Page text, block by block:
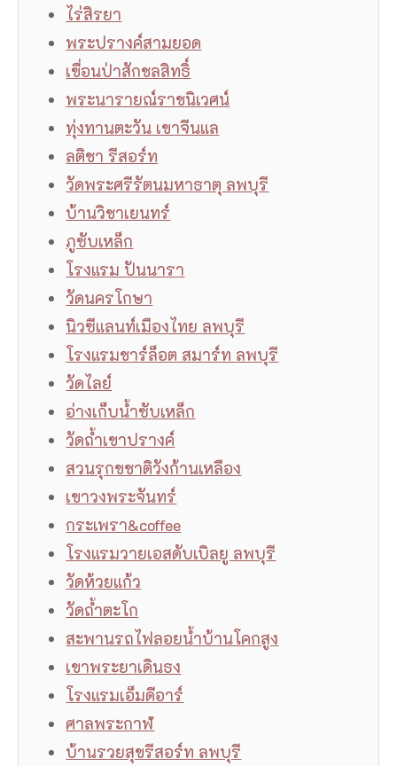
ไร่สิรยา
พระปรางค์สามยอด
เขื่อนป่าสักชลสิทธิ์
พระนารายณ์ราชนิเวศน์
ทุ่งทานตะวัน เขาจีนแล
ลติชา รีสอร์ท
วัดพระศรีรัตนมหาธาตุ ลพบุรี
บ้านวิชาเยนทร์
ภูซับเหล็ก
โรงแรม ปันนารา
วัดนครโกษา
นิวซีแลนท์เมืองไทย ลพบุรี
โรงแรมชาร์ล็อต สมาร์ท ลพบุรี
วัดไลย์
อ่างเก็บน้ำซับเหล็ก
วัดถ้ำเขาปรางค์
สวนรุกขชาติวังก้านเหลือง
เขาวงพระจันทร์
กระเพรา&coffee
โรงแรมวายเอสดับเบิลยู ลพบุรี
วัดห้วยแก้ว
วัดถ้ำตะโก
สะพานรถไฟลอยน้ำบ้านโคกสูง
เขาพระยาเดินธง
โรงแรมเอ็มดีอาร์
ศาลพระกาฬ
บ้านรวยสุขรีสอร์ท ลพบุรี